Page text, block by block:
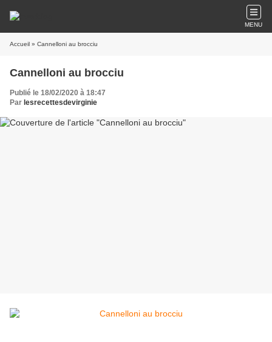
MENU
Accueil » Cannelloni au brocciu
Cannelloni au brocciu
Publié le 18/02/2020 à 18:47
Par lesrecettesdevirginie